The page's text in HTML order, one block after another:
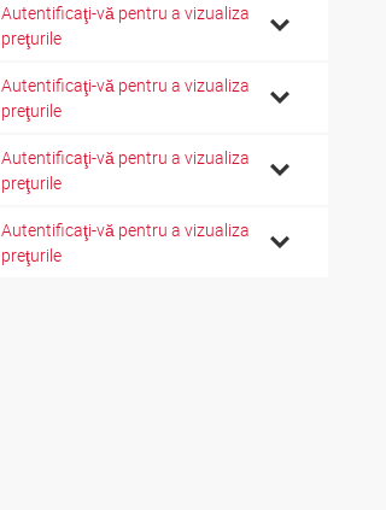
Autentificaţi-vă pentru a vizualiza
preţurile
Autentificaţi-vă pentru a vizualiza
preţurile
Autentificaţi-vă pentru a vizualiza
preţurile
Autentificaţi-vă pentru a vizualiza
preţurile